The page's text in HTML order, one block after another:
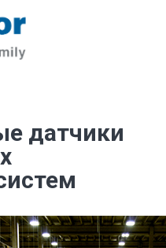
датчики